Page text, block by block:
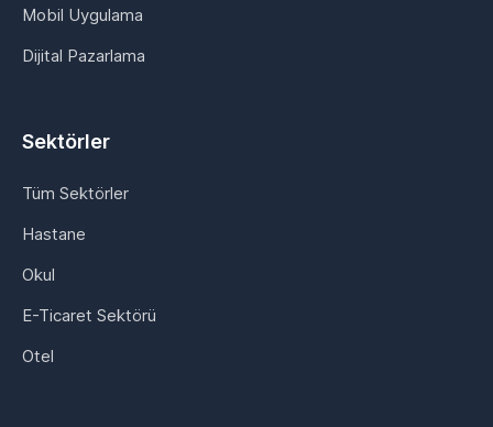
Mobil Uygulama
Dijital Pazarlama
Sektörler
Tüm Sektörler
Hastane
Okul
E-Ticaret Sektörü
Otel